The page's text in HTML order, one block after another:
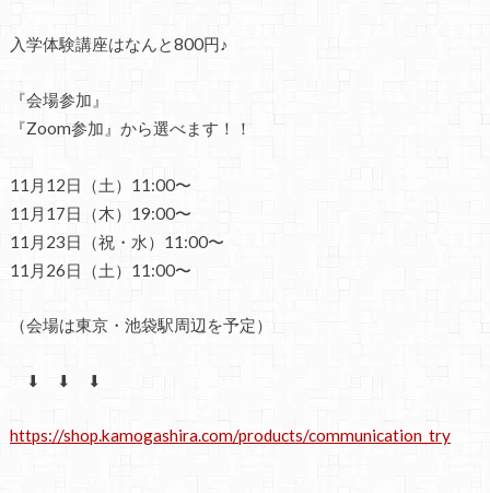
入学体験講座はなんと800円♪
『会場参加』
『Zoom参加』から選べます！！
11月12日（土）11:00〜
11月17日（木）19:00〜
11月23日（祝・水）11:00〜
11月26日（土）11:00〜
（会場は東京・池袋駅周辺を予定）
⬇ ⬇ ⬇
https://shop.kamogashira.com/products/communication_try